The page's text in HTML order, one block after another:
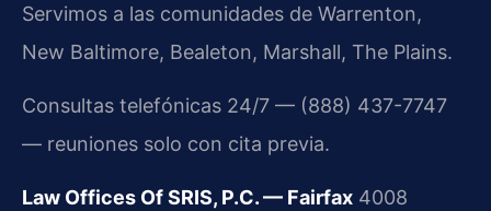
Servimos a las comunidades de Warrenton,
New Baltimore, Bealeton, Marshall, The Plains.
Consultas telefónicas 24/7 — (888) 437-7747
— reuniones solo con cita previa.
Law Offices Of SRIS, P.C. — Fairfax 4008